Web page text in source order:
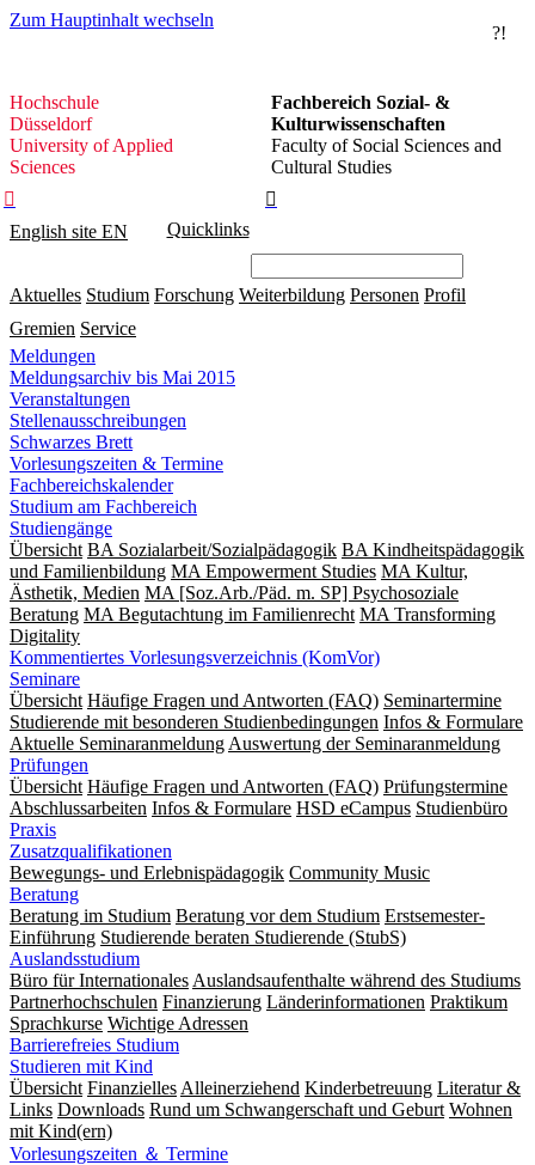
Zum Hauptinhalt wechseln
?!
Hochschule
Düsseldorf
Hochschule
Düsseldorf
University of Applied
Sciences
Fachbereich Sozial- &
Kulturwissenschaften
Faculty of Social Sciences and
Cultural Studies


English site EN Quicklinks
Aktuelles Studium Forschung Weiterbildung Personen Profil
Gremien Service
Meldungen
Meldungsarchiv bis Mai 2015
Veranstaltungen
Stellenausschreibungen
Schwarzes Brett
Vorlesungszeiten & Termine
Fachbereichskalender
Studium am Fachbereich
Studiengänge
Übersicht BA Sozialarbeit/Sozialpädagogik BA Kindheitspädagogik
und Familienbildung MA Empowerment Studies MA Kultur,
Ästhetik, Medien MA [Soz.Arb./Päd. m. SP] Psychosoziale
Beratung MA Begut­ach­tung im Fami­lien­recht MA Transforming
Digitality
Kommentiertes Vorlesungsverzeichnis (KomVor)
Seminare
Übersicht Häufige Fragen und Antworten (FAQ) Seminartermine
Studierende mit besonderen Studienbedingungen Infos & Formulare
Aktuelle Seminaranmeldung Auswertung der Seminaranmeldung
Prüfungen
Übersicht Häufige Fragen und Antworten (FAQ) Prüfungstermine
Abschlussarbeiten Infos & Formulare HSD eCampus Studienbüro
Praxis
Zusatzqualifikationen
Bewegungs- und Erlebnispädagogik Community Music
Beratung
Beratung im Studium Beratung vor dem Studium Erstsemester-
Einführung Studierende beraten Studierende (StubS)
Auslandsstudium
Büro für Internationales Auslandsaufenthalte während des Studiums
Partnerhochschulen Finanzierung Länderinformationen Praktikum
Sprachkurse Wichtige Adressen
Barrierefreies Studium
Studieren mit Kind
Übersicht Finanzielles Alleinerziehend Kinderbetreuung Literatur &
Links Downloads Rund um Schwangerschaft und Geburt Wohnen
mit Kind(ern)
Vorlesungszeiten ＆ Termine